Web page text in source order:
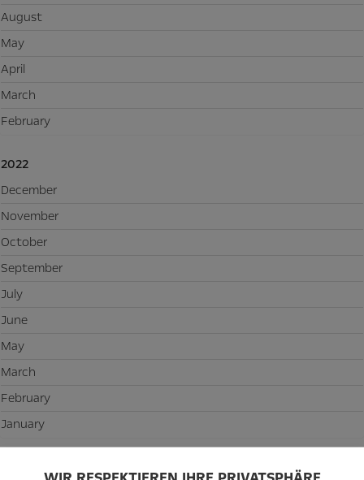
August
May
April
March
February
2022
December
November
October
September
July
June
May
March
February
January